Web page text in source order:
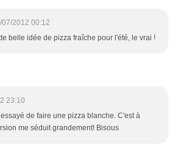
07/2012 00:12
belle idée de pizza fraîche pour l'été, le vrai !
23:10
de faire une pizza blanche. C'est à
me séduit grandement! Bisous